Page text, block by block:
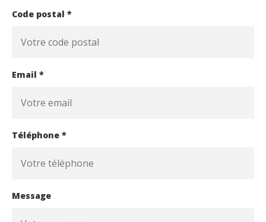
Code postal *
Email *
Téléphone *
Message